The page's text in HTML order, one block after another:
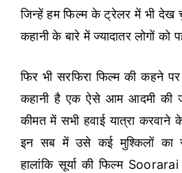
जिन्हें हम फिल्म के ट्रेलर में भी देख
कहानी के बारे में ज्यादातर लोगों को
फिर भी सरफिरा फिल्म की कहने
कहानी है एक ऐसे आम आदमी की
कीमत में सभी हवाई यात्रा
इन सब में उसे कई मुश्किलों का
हालांकि सूर्या की फिल्म